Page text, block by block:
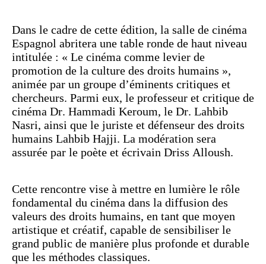
Dans le cadre de cette édition, la salle de cinéma
Espagnol abritera une table ronde de haut niveau
intitulée : « Le cinéma comme levier de
promotion de la culture des droits humains »,
animée par un groupe d’éminents critiques et
chercheurs. Parmi eux, le professeur et critique de
cinéma Dr. Hammadi Keroum, le Dr. Lahbib
Nasri, ainsi que le juriste et défenseur des droits
humains Lahbib Hajji. La modération sera
assurée par le poète et écrivain Driss Alloush.
Cette rencontre vise à mettre en lumière le rôle
fondamental du cinéma dans la diffusion des
valeurs des droits humains, en tant que moyen
artistique et créatif, capable de sensibiliser le
grand public de manière plus profonde et durable
que les méthodes classiques.